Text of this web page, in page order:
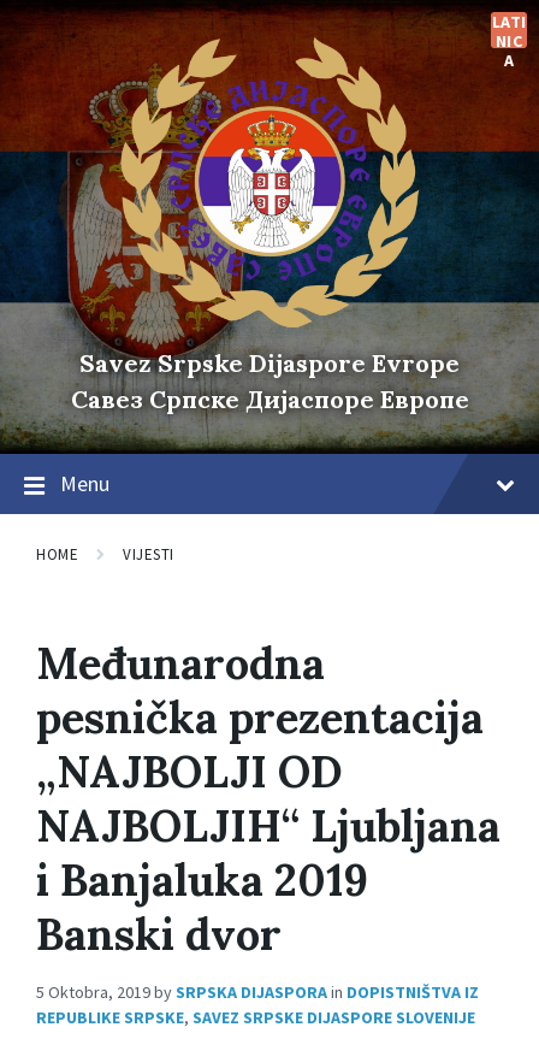
Skip
to
content
Skip
to
main
navigation
Skip
to
footer
LATI
NIC
A
Savez Srpske Dijaspore Evrope
Савез Српске Дијаспоре Европе
Menu
HOME VIJESTI
Međunarodna
pesnička prezentacija
„NAJBOLJI OD
NAJBOLJIH“ Ljubljana
i Banjaluka 2019
Banski dvor
5 Oktobra, 2019bySRPSKA DIJASPORAin DOPISTNIŠTVA IZ
REPUBLIKE SRPSKE, SAVEZ SRPSKE DIJASPORE SLOVENIJE